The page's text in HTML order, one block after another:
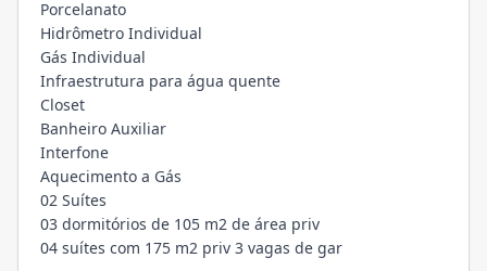
Porcelanato
Hidrômetro Individual
Gás Individual
Infraestrutura para água quente
Closet
Banheiro Auxiliar
Interfone
Aquecimento a Gás
02 Suítes
03 dormitórios de 105 m2 de área priv
04 suítes com 175 m2 priv 3 vagas de gar